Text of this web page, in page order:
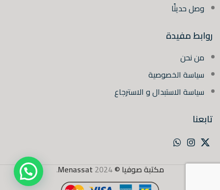
وصل حديثًا
روابط مفيدة
من نحن
سياسة الخصوصية
سياسة الاستبدال و الاسترجاع
تابعنا
مكتبة صوفيا ©2024
Menassat
.